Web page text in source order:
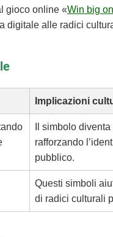
gioco online «Win big
digitale alle radici
Implicazioni
Il simbolo
rafforzando
pubblico.
Questi simboli
di radici culturali